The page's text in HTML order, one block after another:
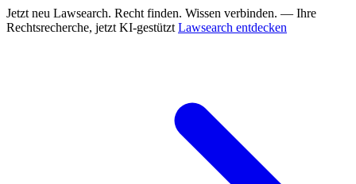
Jetzt neu Lawsearch. Recht finden. Wissen verbinden. — Ihre
Rechtsrecherche, jetzt KI-gestützt Lawsearch entdecken